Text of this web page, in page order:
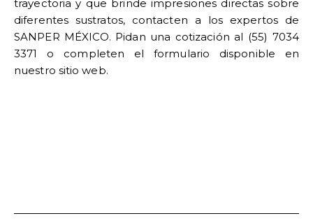
trayectoria y que brinde impresiones directas sobre
diferentes sustratos, contacten a los expertos de
SANPER MÉXICO. Pidan una cotización al (55) 7034
3371 o completen el formulario disponible en
nuestro sitio web.